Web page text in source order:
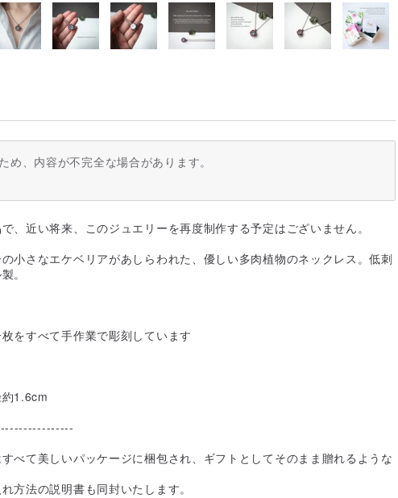
め、内容が不完全な場合があります。
、近い将来、このジュエリーを再度制作する予定はございません。
小さなエケベリアがあしらわれた、優しい多肉植物のネックレス。低刺
。
をすべて手作業で彫刻しています
1.6cm
べて美しいパッケージに梱包され、ギフトとしてそのまま贈れるような
方法の説明書も同封いたします。